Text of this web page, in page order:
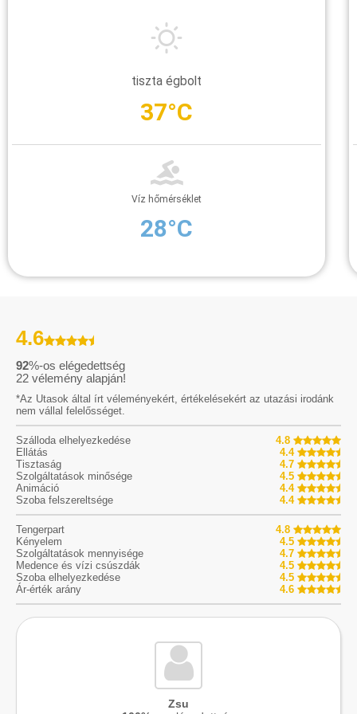
tiszta égbolt
37°C
Víz hőmérséklet
28°C
4.6
92%-os elégedettség
22 vélemény alapján!
*Az Utasok által írt véleményekért, értékelésekért az utazási irodánk
nem vállal felelősséget.
Szálloda elhelyezkedése
4.8
Ellátás
4.4
Tisztaság
4.7
Szolgáltatások minősége
4.5
Animáció
4.4
Szoba felszereltsége
4.4
Tengerpart
4.8
Kényelem
4.5
Szolgáltatások mennyisége
4.7
Medence és vízi csúszdák
4.5
Szoba elhelyezkedése
4.5
Ár-érték arány
4.6
Zsu